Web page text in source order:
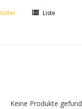
Gitter Liste
Keine Produkte